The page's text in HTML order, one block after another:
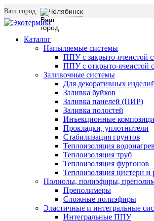
Ваш город: Челябинск
Каталог
Напыляемые системы
ППУ с закрыто-ячеистой
ППУ с открыто-ячеистой
Заливочные системы
Для декоративных
Заливка буйков
Заливка панелей (ПИР)
Заливка полостей
Инъекционные
Прокладки, уплотнители
Стабилизация грунтов
Теплоизоляция
Теплоизоляция труб
Теплоизоляция фургонов
Теплоизоляция цистерн и
Полиолы, полиэфиры,
Преполимеры
Сложные полиэфиры
Эластичные и интегральные
Интегральные ППУ